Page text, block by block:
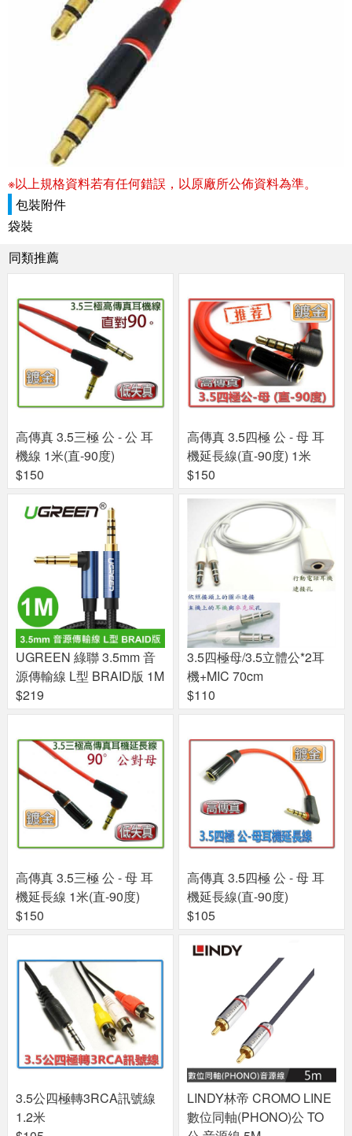
※以上規格資料若有任何錯誤，以原廠所公佈資料為準。
包裝附件
袋裝
同類推薦
高傳真 3.5三極 公 - 公 耳
機線 1米(直-90度)
$150
高傳真 3.5四極 公 - 母 耳
機延長線(直-90度) 1米
$150
UGREEN 綠聯 3.5mm 音
源傳輸線 L型 BRAID版 1M
$219
3.5四極母/3.5立體公*2耳
機+MIC 70cm
$110
高傳真 3.5三極 公 - 母 耳
機延長線 1米(直-90度)
$150
高傳真 3.5四極 公 - 母 耳
機延長線(直-90度)
$105
3.5公四極轉3RCA訊號線
1.2米
LINDY林帝 CROMO LINE
數位同軸(PHONO)公 TO